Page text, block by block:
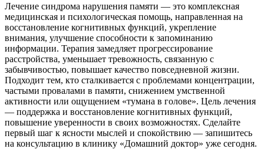
Лечение синдрома нарушения памяти — это комплексная
медицинская и психологическая помощь, направленная на
восстановление когнитивных функций, укрепление
внимания, улучшение способности к запоминанию
информации. Терапия замедляет прогрессирование
расстройства, уменьшает тревожность, связанную с
забывчивостью, повышает качество повседневной жизни.
Подходит тем, кто сталкивается с проблемами концентрации,
частыми провалами в памяти, снижением умственной
активности или ощущением «тумана в голове». Цель лечения
— поддержка и восстановление когнитивных функций,
повышение уверенности в своих возможностях. Сделайте
первый шаг к ясности мыслей и спокойствию — запишитесь
на консультацию в клинику «Домашний доктор» уже сегодня.